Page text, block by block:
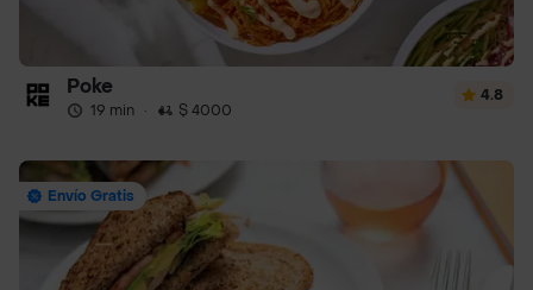
Poke
19 min · $ 4000
4.8
Envío Gratis